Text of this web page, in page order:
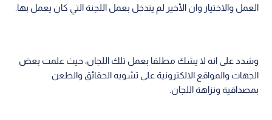
العمل والاختيار وان الأخير لم يتدخل بعمل اللجنة التي كان يعمل بها.
وشدد على انه لا يشك مطلقا بعمل تلك اللجان، حيث علمت بعض
الجهات والمواقع الالكترونية على تشويه الحقائق والطعن
بمصداقية ونزاهة اللجان.